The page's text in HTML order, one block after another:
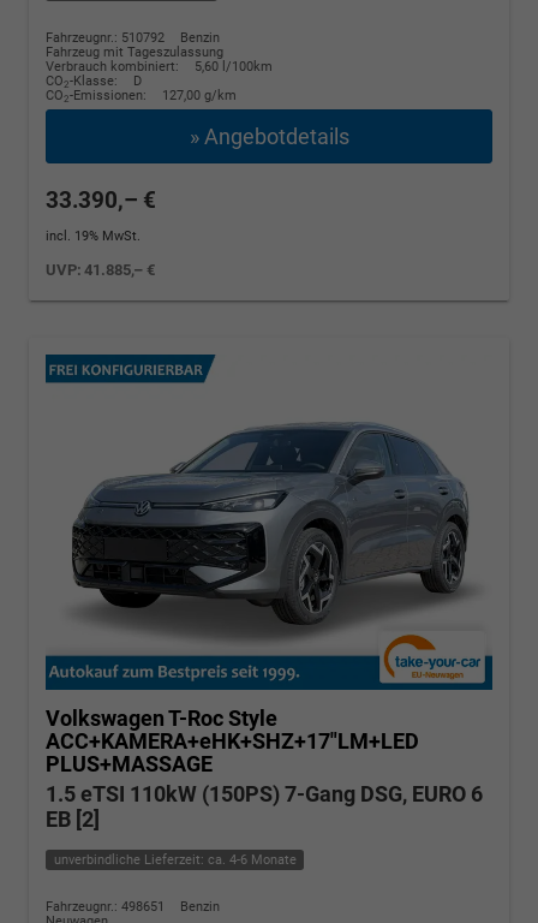
Fahrzeugnr.: 510792
Benzin
Fahrzeug mit Tageszulassung
Verbrauch kombiniert:
5,60 l/100km
CO2-Klasse:
D
CO2-Emissionen: 127,00 g/km
» Angebotdetails
33.390,– €
incl. 19% MwSt.
UVP:41.885,– €
Volkswagen T-RocStyle
ACC+KAMERA+eHK+SHZ+17"LM+LED
PLUS+MASSAGE
1.5 eTSI 110kW (150PS) 7-Gang DSG, EURO 6
EB [2]
unverbindliche Lieferzeit: ca. 4-6 Monate
Fahrzeugnr.: 498651
Benzin